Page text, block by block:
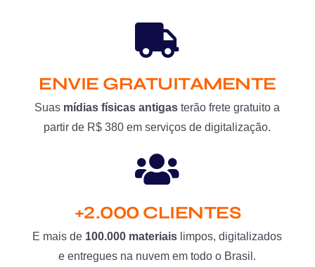
ENVIE GRATUITAMENTE
Suas mídias físicas antigas terão frete gratuito a
partir de R$ 380 em serviços de digitalização.
+2.000 CLIENTES
E mais de 100.000 materiais limpos, digitalizados
e entregues na nuvem em todo o Brasil.